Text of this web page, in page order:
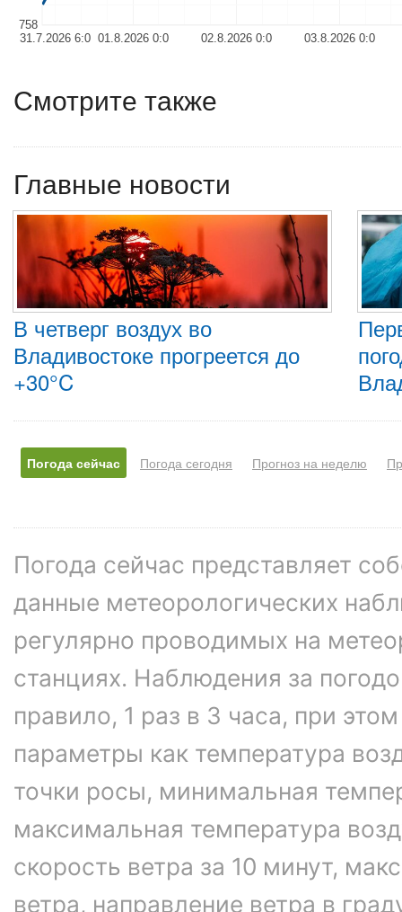
01.8.2026 0:0 02.8.2026 0:0 03.8.2026 0:0
31.7.2026 6:0
758
Смотрите также
Главные новости
В четверг воздух во
Владивостоке прогреется до
+30°C
Погода сейчас Погода сегодня Прогноз на неделю
Погода сейчас представляет
данные метеорологических
регулярно проводимых на
станциях. Наблюдения за
правило, 1 раз в 3 часа, при
параметры как температура
точки росы, минимальная
максимальная температура
скорость ветра за 10 минут,
ветра, направление ветра в